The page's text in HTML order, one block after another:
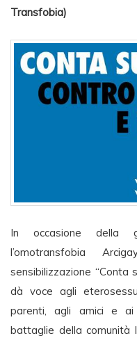
Transfobia)
In occasione della
l’omotransfobia
sensibilizzazione “Conta
dà voce agli
parenti, agli amici e
battaglie della comunità